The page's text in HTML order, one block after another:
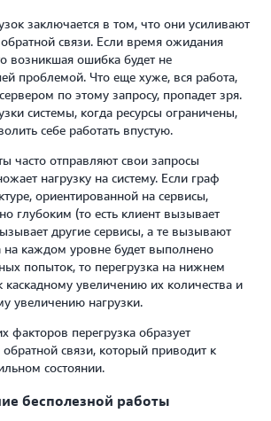
заключается в том, что они усиливают
связи. Если время ожидания
возникшая ошибка будет не
проблемой. Что еще хуже, вся работа,
по этому запросу, пропадет зря.
системы, когда ресурсы ограничены,
себе работать впустую.
часто отправляют свои запросы
нагрузку на систему. Если граф
ориентированной на сервисы,
глубоким (то есть клиент вызывает
другие сервисы, а те вызывают
на каждом уровне будет выполнено
попыток, то перегрузка на нижнем
каскадному увеличению их количества и
увеличению нагрузки.
факторов перегрузка образует
связи, который приводит к
состоянии.
бесполезной работы